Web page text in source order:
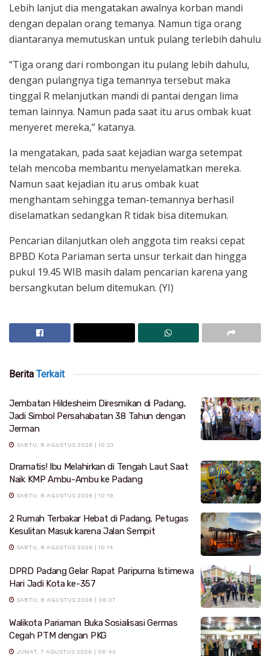
Lebih lanjut dia mengatakan awalnya korban mandi
dengan depalan orang temanya. Namun tiga orang
diantaranya memutuskan untuk pulang terlebih dahulu
“Tiga orang dari rombongan itu pulang lebih dahulu,
dengan pulangnya tiga temannya tersebut maka
tinggal R melanjutkan mandi di pantai dengan lima
teman lainnya. Namun pada saat itu arus ombak kuat
menyeret mereka,” katanya.
Ia mengatakan, pada saat kejadian warga setempat
telah mencoba membantu menyelamatkan mereka.
Namun saat kejadian itu arus ombak kuat
menghantam sehingga teman-temannya berhasil
diselamatkan sedangkan R tidak bisa ditemukan.
Pencarian dilanjutkan oleh anggota tim reaksi cepat
BPBD Kota Pariaman serta unsur terkait dan hingga
pukul 19.45 WIB masih dalam pencarian karena yang
bersangkutan belum ditemukan. (YI)
Berita Terkait
Jembatan Hildesheim Diresmikan di Padang,
Jadi Simbol Persahabatan 38 Tahun dengan
Jerman
SABTU, 8 AGUSTUS 2026 | 10:23
Dramatis! Ibu Melahirkan di Tengah Laut Saat
Naik KMP Ambu-Ambu ke Padang
SABTU, 8 AGUSTUS 2026 | 10:19
2 Rumah Terbakar Hebat di Padang, Petugas
Kesulitan Masuk karena Jalan Sempit
SABTU, 8 AGUSTUS 2026 | 10:14
DPRD Padang Gelar Rapat Paripurna Istimewa
Hari Jadi Kota ke-357
SABTU, 8 AGUSTUS 2026 | 06:37
Walikota Pariaman Buka Sosialisasi Germas
Cegah PTM dengan PKG
JUMAT, 7 AGUSTUS 2026 | 06:43